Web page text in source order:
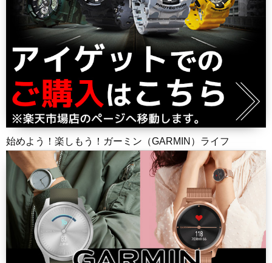
始めよう！楽しもう！ガーミン（GARMIN）ライフ